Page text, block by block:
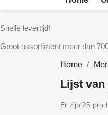
Snelle levertijd!
Groot assortiment meer dan
Home
Lijst van
Er zijn 25